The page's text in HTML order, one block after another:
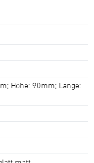
Höhe: 90mm; Länge: